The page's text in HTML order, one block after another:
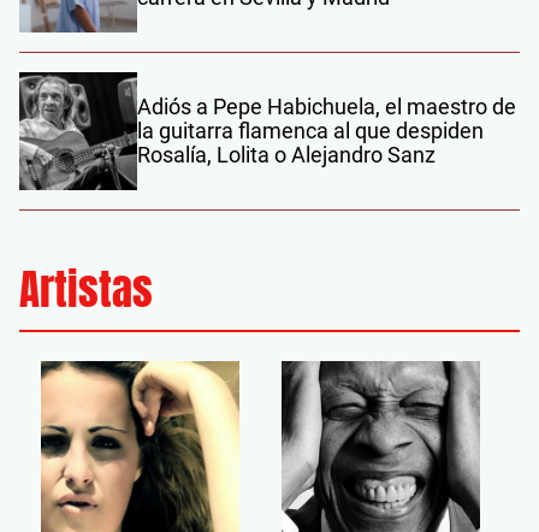
Adiós a Pepe Habichuela, el maestro de
la guitarra flamenca al que despiden
Rosalía, Lolita o Alejandro Sanz
Artistas